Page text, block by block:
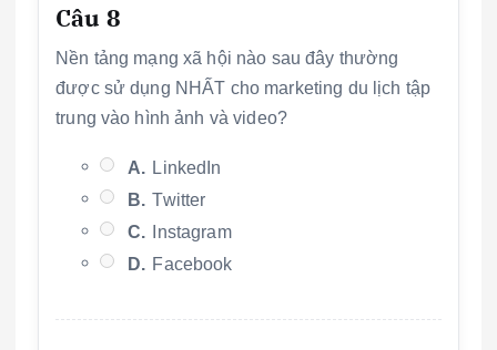
Câu 8
Nền tảng mạng xã hội nào sau đây thường
được sử dụng NHẤT cho marketing du lịch tập
trung vào hình ảnh và video?
A. LinkedIn
B. Twitter
C.
Instagram
D. Facebook